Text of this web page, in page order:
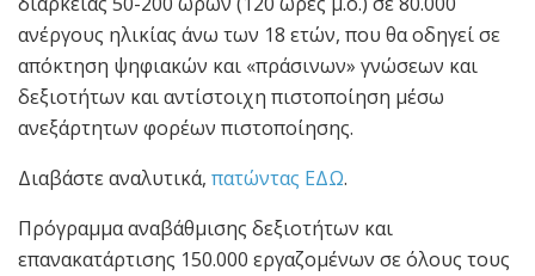
ανέργους ηλικίας άνω των 18 ετών, που θα οδηγεί σε
απόκτηση ψηφιακών και «πράσινων» γνώσεων και
δεξιοτήτων και αντίστοιχη πιστοποίηση μέσω
ανεξάρτητων φορέων πιστοποίησης.
Διαβάστε αναλυτικά, πατώντας ΕΔΩ.
Πρόγραμμα αναβάθμισης δεξιοτήτων και
επανακατάρτισης 150.000 εργαζομένων σε όλους τους